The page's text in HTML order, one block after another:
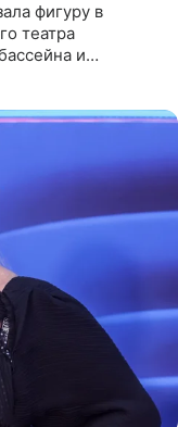
фигуру в
театра
и